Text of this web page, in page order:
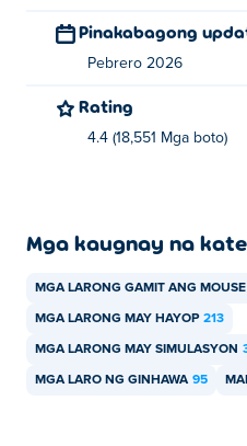
Pinakabagong
Pebrero 2026
Rating
4.4 (18,551 Mga boto)
Mga kaugnay na
MGA LARONG GAMIT ANG MOUSE
MGA LARONG MAY HAYOP 213
MGA LARONG MAY SIMULASYON
MGA LARO NG GINHAWA 95